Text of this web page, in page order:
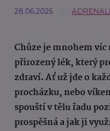
28.06.2025
Chůze je mnohem víc
přirozený lék, který
zdraví. Ať už jde o
procházku, nebo
spouští v tělu řadu
prospěšná a jak ji